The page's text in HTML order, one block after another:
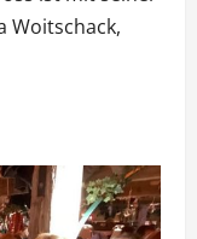
Woitschack,